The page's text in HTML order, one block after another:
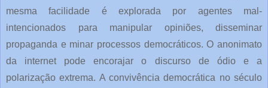
mesma facilidade é explorada por agentes mal-
intencionados para manipular opiniões, disseminar
propaganda e minar processos democráticos. O anonimato
da internet pode encorajar o discurso de ódio e a
polarização extrema. A convivência democrática no século